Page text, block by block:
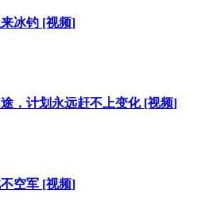
冰钓 [视频]
，计划永远赶不上变化 [视频]
空军 [视频]